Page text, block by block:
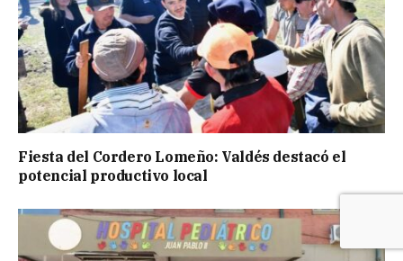
Fiesta del Cordero Lomeño: Valdés destacó el
potencial productivo local